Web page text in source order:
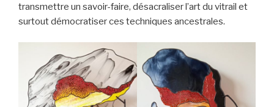
transmettre un savoir-faire, désacraliser l’art du vitrail et
surtout démocratiser ces techniques ancestrales.